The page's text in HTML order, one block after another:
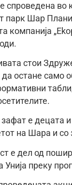
спроведена во
парк Шар
компанија
стои
остане само
зафат е децата
на Шара и со
е дел од
Унија преку